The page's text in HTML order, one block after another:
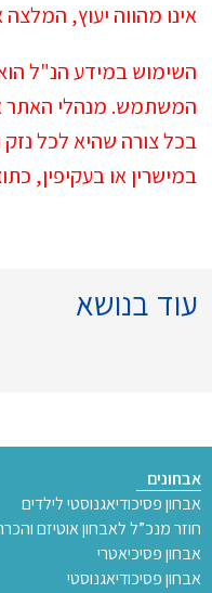
אינו מהווה יעוץ,
השימוש במידע הנ"ל
המשתמש. מנהלי האתר
בכל צורה שהיא לכל
במישרין או בעקיפין,
עוד בנושא
אבחונים
אבחון פסיכודיאגנוסטי לילדים
חוזר מנכ”ל לאבחון אוטיזם
אבחון פסיכיאטרי
אבחון פסיכודיאגנוסטי